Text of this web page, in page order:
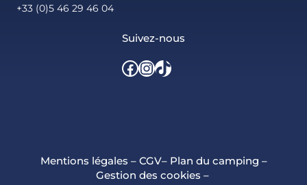
+33 (0)5 46 29 46 04
Suivez-nous
Facebook InstagramTikTok
Mentions légales – CGV– Plan du camping –
Gestion des cookies –